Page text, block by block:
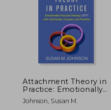
Attachment Theory in
Practice: Emotionally
Focused Therapy (Eft)
With Individuals,
Johnson, Susan M.